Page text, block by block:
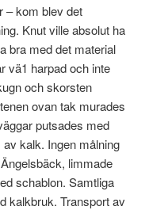
– kom blev det
Knut ville absolut ha
bra med det material
vä1 harpad och inte
och skorsten
ovan tak murades
putsades med
kalk. Ingen målning
limmade
schablon. Samtliga
kalkbruk. Transport av